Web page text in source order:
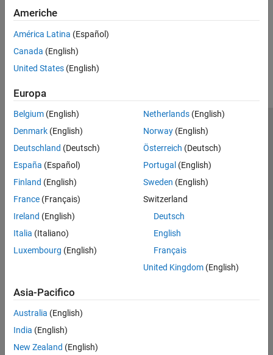
Americhe
América Latina (Español)
Canada (English)
United States (English)
Europa
Belgium (English)
Denmark (English)
Deutschland (Deutsch)
España (Español)
Finland (English)
France (Français)
Ireland (English)
Italia (Italiano)
Luxembourg (English)
Netherlands(English)
Norway(English)
Österreich (Deutsch)
Portugal (English)
Sweden (English)
Switzerland
Deutsch
English
Français
United Kingdom(English)
Asia-Pacifico
Australia (English)
India (English)
New Zealand (English)
Centro di fiducia
Informativa sulla privacy
Antipirateria
Stato dell'applicazione
Contatti
© 1994-2026 The MathWorks, Inc.